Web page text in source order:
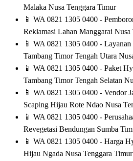
Malaka Nusa Tenggara Timur
📱 WA 0821 1305 0400 -
Reklamasi Lahan Manggarai Nusa
📱 WA 0821 1305 0400 -
Tambang Timor Tengah Utara
📱 WA 0821 1305 0400 - Paket
Tambang Timor Tengah Selatan
📱 WA 0821 1305 0400 - Vendor
Scaping Hijau Rote Ndao Nusa
📱 WA 0821 1305 0400 -
Revegetasi Bendungan Sumba
📱 WA 0821 1305 0400 - Harga
Hijau Ngada Nusa Tenggara Timur